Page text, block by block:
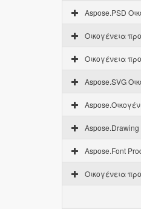
Aspose.PSD
Οικογένεια
Οικογένεια
Aspose.SVG
Aspose.Font
Οικογένεια